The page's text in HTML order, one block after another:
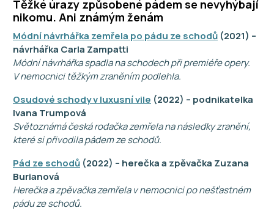
Těžké úrazy způsobené pádem se nevyhýbají
nikomu. Ani známým ženám
Módní návrhářka zemřela po pádu ze schodů (2021) –
návrhářka Carla Zampatti
Módní návrhářka spadla na schodech při premiéře opery.
V nemocnici těžkým zraněním podlehla.
Osudové schody v luxusní vile (2022) – podnikatelka
Ivana Trumpová
Světoznámá česká rodačka zemřela na následky zranění,
které si přivodila pádem ze schodů.
Pád ze schodů (2022) – herečka a zpěvačka Zuzana
Burianová
Herečka a zpěvačka zemřela v nemocnici po nešťastném
pádu ze schodů.